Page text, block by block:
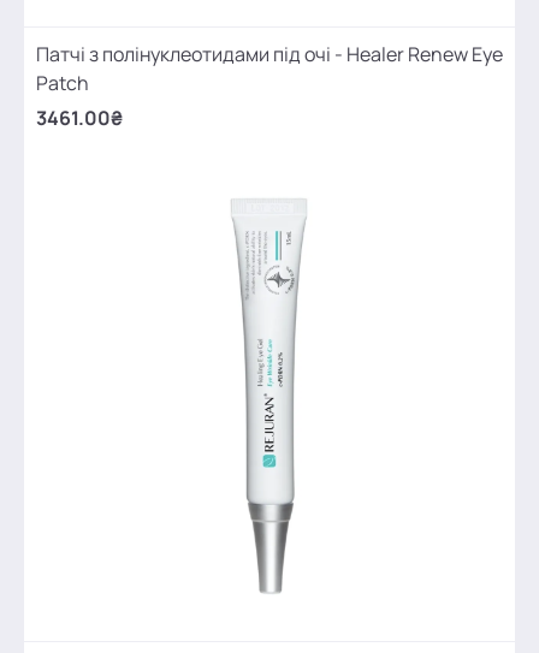
Патчі з полінуклеотидами під очі - Healer Renew Eye
Patch
3461.00₴